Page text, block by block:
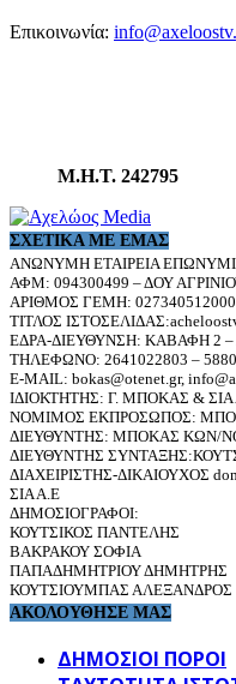
Επικοινωνία:
Μ.Η.Τ. 242795
ΣΧΕΤΙΚΆ ΜΕ ΕΜΆΣ
ΑΝΩΝΥΜΗ ΕΤΑΙΡΕΙΑ
ΑΦΜ: 094300499 – ΔΟΥ
ΑΡΙΘΜΟΣ ΓΕΜΗ: 027340512000
ΤΙΤΛΟΣ
ΕΔΡΑ-ΔΙΕΥΘΥΝΣΗ: ΚΑΒΑΦΗ 2 –
ΤΗΛΕΦΩΝΟ: 2641022803 –
E-MAIL: bokas@otenet.gr,
ΙΔΙΟΚΤΗΤΗΣ: Γ. ΜΠΟΚΑΣ & ΣΙΑ
ΝΟΜΙΜΟΣ ΕΚΠΡΟΣΩΠΟΣ:
ΔΙΕΥΘΥΝΤΗΣ: ΜΠΟΚΑΣ ΚΩΝ/
ΔΙΕΥΘΥΝΤΗΣ
ΔΙΑΧΕΙΡΙΣΤΗΣ-ΔΙΚΑΙΟΥΧΟΣ
ΣΙΑ Α.Ε
ΔΗΜΟΣΙΟΓΡΑΦΟΙ:
ΚΟΥΤΣΙΚΟΣ ΠΑΝΤΕΛΗΣ
ΒΑΚΡΑΚΟΥ ΣΟΦΙΑ
ΠΑΠΑΔΗΜΗΤΡΙΟΥ ΔΗΜΗΤΡΗΣ
ΚΟΥΤΣΙΟΥΜΠΑΣ ΑΛΕΞΑΝΔΡΟΣ
ΑΚΟΛΟΥΘΗΣΕ ΜΑΣ
ΔΗΜΟΣΙΟΙ ΠΟΡΟΙ